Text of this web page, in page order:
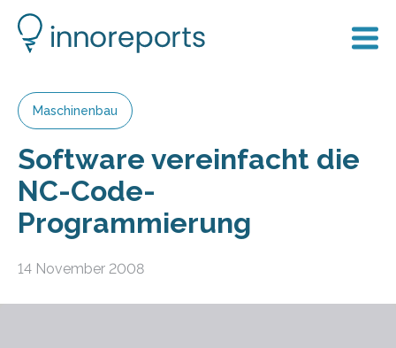
Maschinenbau
Software vereinfacht die
NC-Code-
Programmierung
14 November 2008